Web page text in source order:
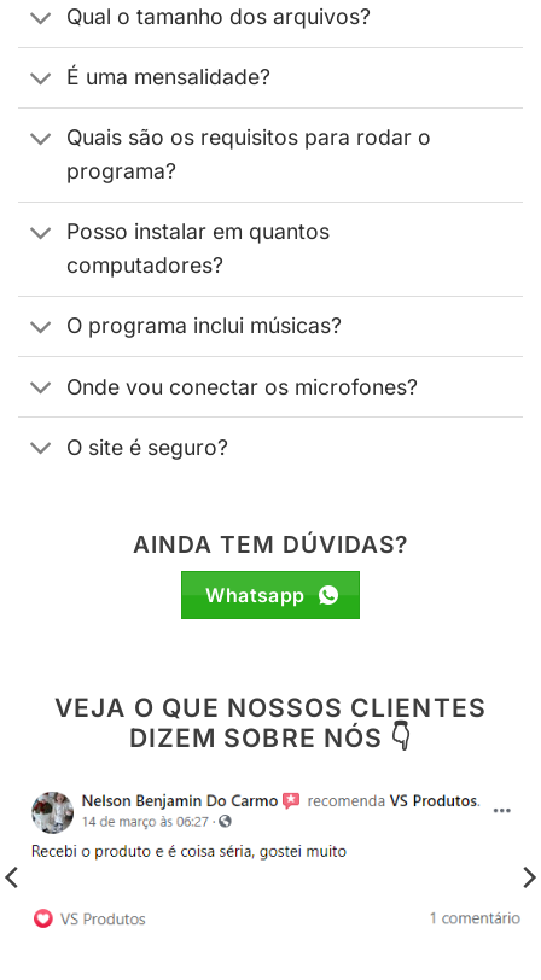
Qual o tamanho dos arquivos?
É uma mensalidade?
Quais são os requisitos para rodar o
programa?
Posso instalar em quantos
computadores?
O programa inclui músicas?
Onde vou conectar os microfones?
O site é seguro?
AINDA TEM DÚVIDAS?
Whatsapp
VEJA O QUE NOSSOS CLIENTES
DIZEM SOBRE NÓS 👇